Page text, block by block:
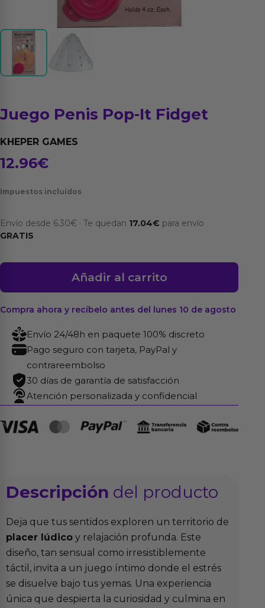
Juego Penis Pop-It Fidget
KHEPER GAMES
12.96€
Impuestos incluídos
Envío desde 6.30€ · Te quedan 17.04€ para envío
GRATIS
Juego
It
Fidget
cantidad
Añadir al carrito
Compra ahora y recíbelo antes del lunes 10 de agosto
Envío 24/48h en paquete 100% discreto
Pago seguro con tarjeta, PayPal y
contrareembolso
30 días de garantía de satisfacción
Atención personalizada y confidencial
Descripción del producto
Deja que tus sentidos exploren un territorio de
placer lúdico y relajación profunda. Este
diseño, tan sensual como irresistiblemente
táctil, invita a un juego íntimo donde el estrés
se disuelve bajo tus yemas. Una experiencia
única que despierta la curiosidad y culmina en